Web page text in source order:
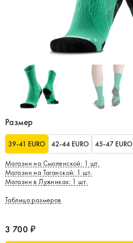
Размер
39-41 EURO 42-44 EURO 45-47 EURO
Магазин на Смоленской: 1 шт.
Магазин на Таганской: 1 шт.
Магазин в Лужниках: 1 шт.
Таблица размеров
3 700 ₽